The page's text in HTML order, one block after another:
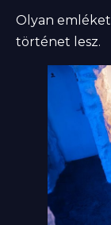
Olyan
történet lesz.